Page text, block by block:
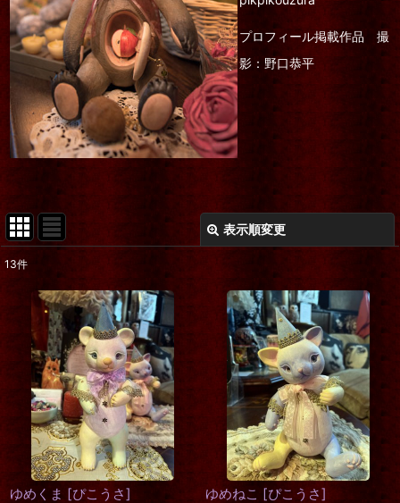
プロフィール掲載作品 撮
影：野口恭平
表示順変更
:
在庫あり
並び順:
13件
ゆめくま [ぴこうさ] ゆめねこ [ぴこうさ]